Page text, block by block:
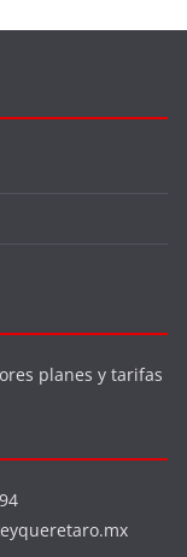
planes y tarifas